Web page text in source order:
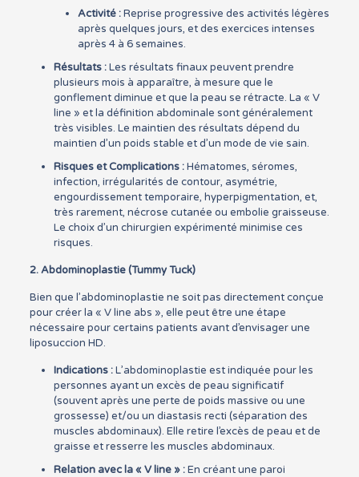
Activité :Reprise progressive des activités légères
après quelques jours, et des exercices intenses
après 4 à 6 semaines.
Résultats :Les résultats finaux peuvent prendre
plusieurs mois à apparaître, à mesure que le
gonflement diminue et que la peau se rétracte. La « V
line » et la définition abdominale sont généralement
très visibles. Le maintien des résultats dépend du
maintien d’un poids stable et d’un mode de vie sain.
Risques et Complications :Hématomes, séromes,
infection, irrégularités de contour, asymétrie,
engourdissement temporaire, hyperpigmentation, et,
très rarement, nécrose cutanée ou embolie graisseuse.
Le choix d’un chirurgien expérimenté minimise ces
risques.
2. Abdominoplastie (Tummy Tuck)
Bien que l’abdominoplastie ne soit pas directement conçue
pour créer la « V line abs », elle peut être une étape
nécessaire pour certains patients avant d’envisager une
liposuccion HD.
Indications :L’abdominoplastie est indiquée pour les
personnes ayant un excès de peau significatif
(souvent après une perte de poids massive ou une
grossesse) et/ou un diastasis recti (séparation des
muscles abdominaux). Elle retire l’excès de peau et de
graisse et resserre les muscles abdominaux.
Relation avec la « V line » :En créant une paroi